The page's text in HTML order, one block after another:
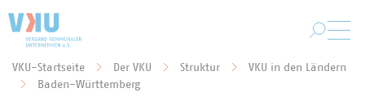
Sie befinden sich hier:
VKU-Startseite Der VKU Struktur
VKU in den Ländern
Baden-Württemberg